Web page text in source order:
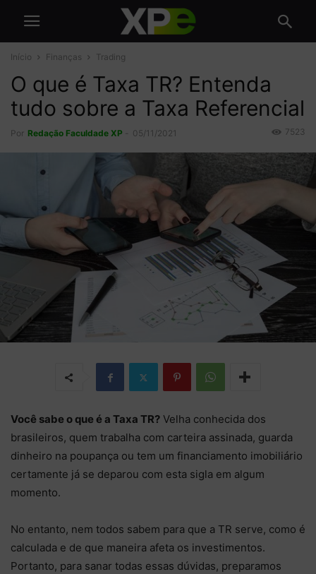
Início Finanças Trading
O que é Taxa TR? Entenda
tudo sobre a Taxa Referencial
Por Redação Faculdade XP 05/11/2021 7523
Você sabe o que é a Taxa TR? Velha conhecida dos
brasileiros, quem trabalha com carteira assinada, guarda
dinheiro na poupança ou tem um financiamento imobiliário
certamente já se deparou com esta sigla em algum
momento.
No entanto, nem todos sabem para que a TR serve, como é
calculada e de que maneira afeta os investimentos.
Portanto, para sanar todas essas dúvidas, preparamos